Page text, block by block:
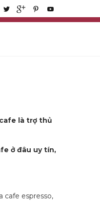
là trợ thủ
ở đâu uy tín,
cafe espresso,